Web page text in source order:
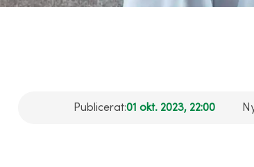
Publicerat:01 okt. 2023, 22:00